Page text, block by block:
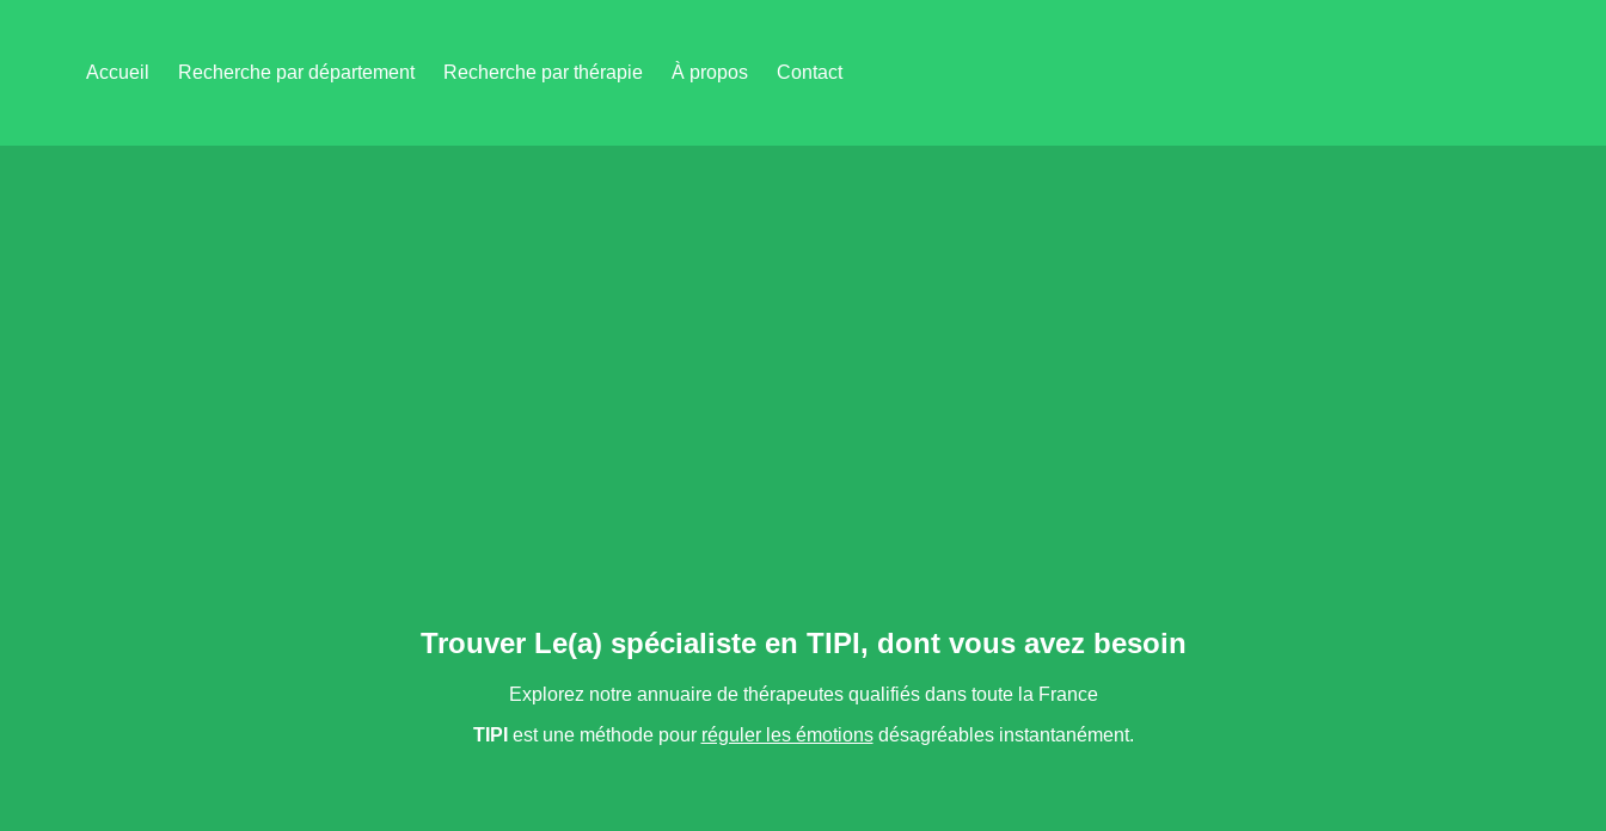
Accueil Recherche par département Recherche par thérapie À propos Contact
Trouver Le(a) spécialiste en TIPI, dont vous avez besoin
Explorez notre annuaire de thérapeutes qualifiés dans toute la France
TIPI est une méthode pour réguler les émotionsdésagréables instantanément.